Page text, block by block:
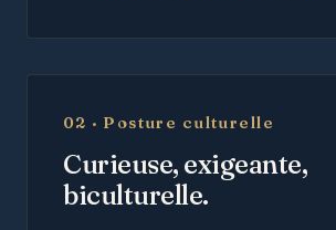
02 · Posture culturelle
Curieuse, exigeante,
biculturelle.